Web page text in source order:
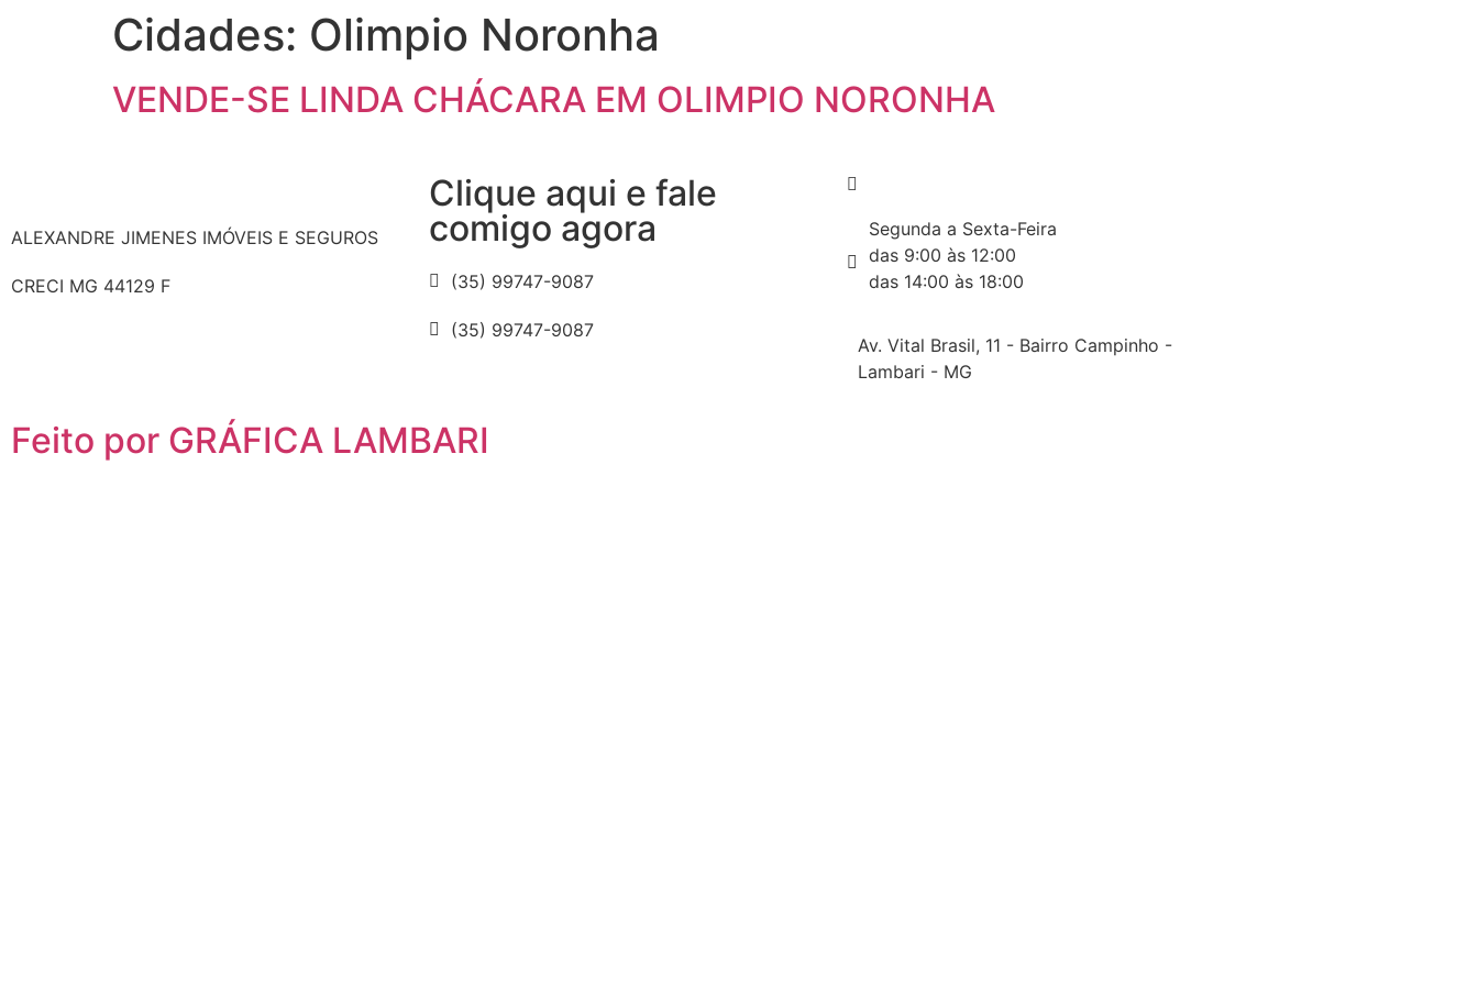
Cidades: Olimpio Noronha
VENDE-SE LINDA CHÁCARA EM OLIMPIO NORONHA
ALEXANDRE JIMENES IMÓVEIS E SEGUROS
CRECI MG 44129 F
Clique aqui e fale
comigo agora
(35) 99747-9087
(35) 99747-9087
Segunda a Sexta-Feira
das 9:00 às 12:00
das 14:00 às 18:00
Av. Vital Brasil, 11 - Bairro Campinho -
Lambari - MG
Feito por GRÁFICA LAMBARI